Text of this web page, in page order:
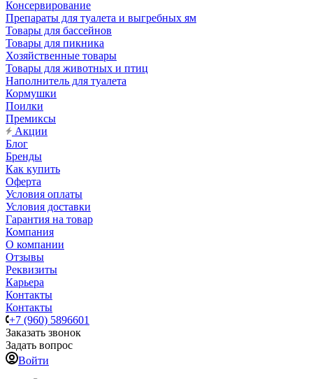
Консервирование
Препараты для туалета и выгребных ям
Товары для бассейнов
Товары для пикника
Хозяйственные товары
Товары для животных и птиц
Наполнитель для туалета
Кормушки
Поилки
Премиксы
Акции
Блог
Бренды
Как купить
Оферта
Условия оплаты
Условия доставки
Гарантия на товар
Компания
О компании
Отзывы
Реквизиты
Карьера
Контакты
Контакты
+7 (960) 5896601
Заказать звонок
Задать вопрос
Войти